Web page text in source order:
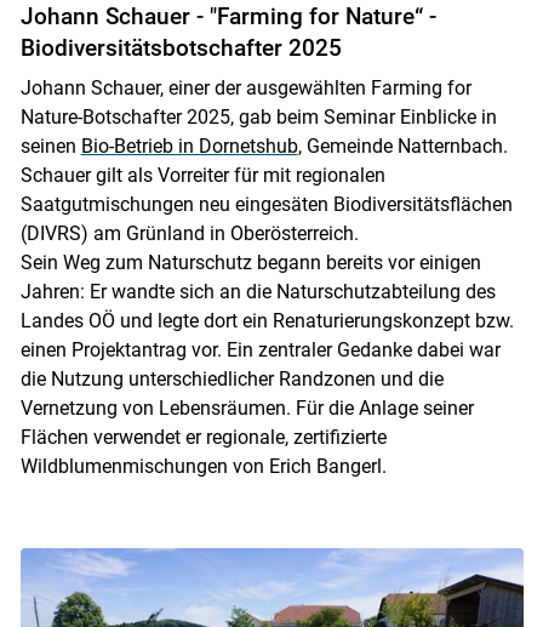
Johann Schauer - "Farming for Nature“ -
Biodiversitätsbotschafter 2025
Johann Schauer, einer der ausgewählten Farming for
Nature-Botschafter 2025, gab beim Seminar Einblicke in
seinen Bio-Betrieb in Dornetshub, Gemeinde Natternbach.
Schauer gilt als Vorreiter für mit regionalen
Saatgutmischungen neu eingesäten Biodiversitätsflächen
(DIVRS) am Grünland in Oberösterreich.
Sein Weg zum Naturschutz begann bereits vor einigen
Jahren: Er wandte sich an die Naturschutzabteilung des
Landes OÖ und legte dort ein Renaturierungskonzept bzw.
einen Projektantrag vor. Ein zentraler Gedanke dabei war
die Nutzung unterschiedlicher Randzonen und die
Vernetzung von Lebensräumen. Für die Anlage seiner
Flächen verwendet er regionale, zertifizierte
Wildblumenmischungen von Erich Bangerl.